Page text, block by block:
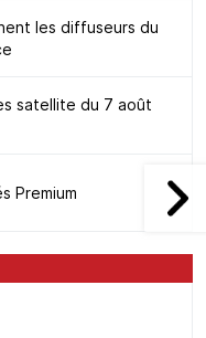
les diffuseurs du
satellite du 7 août
Premium